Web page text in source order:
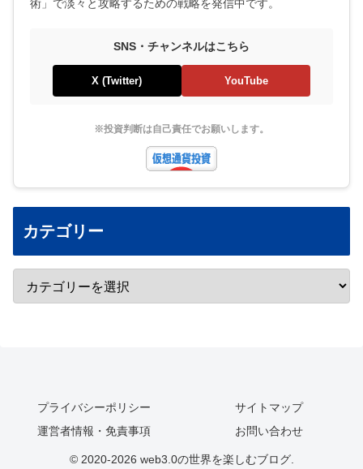
術」で淡々と攻略するための戦略を発信中です。
SNS・チャンネルはこちら
X (Twitter) YouTube
※投資判断は自己責任でお願いします。
カテゴリー
プライバシーポリシー
サイトマップ
運営者情報・免責事項
お問い合わせ
© 2020-2026 web3.0の世界を楽しむブログ.